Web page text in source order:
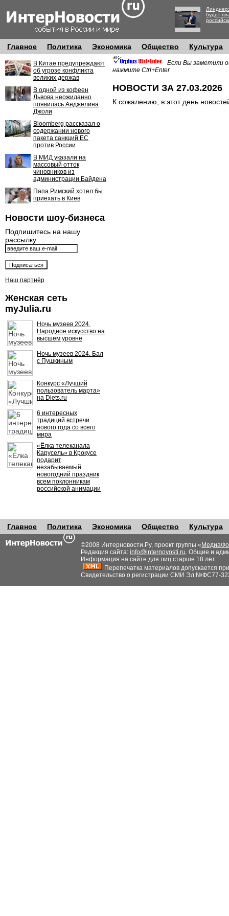
будет
Главное Политика Экономика Общество Культура
В Китае предупреждают
об угрозе конфликта
великих держав
В одной из кофеен
Львова неожиданно
появилась Анджелина
Джоли
Bloomberg рассказал о
содержании нового
пакета санкций ЕС
против России
В МИД указали на
массовый отток
чиновников из
администрации Байдена
Папа Римский хотел бы
приехать в Киев
Новости шоу-бизнеса
Подпишитесь на нашу
рассылку
Наш партнёр
Женская сеть
myJulia.ru
Ночь музеев 2024.
Народное искусство на
высшем уровне
Ночь музеев 2024. Бал
с Пушкиным
Конкурс «Лучший
пользователь марта»
на Diets.ru
6 интересных
традиций встречи
нового года со всего
мира
«Ёлка телеканала
Карусель» в Крокусе
подарит
незабываемый
новогодний праздник
всем поклонникам
российской анимации
Если Вы заметили
нажмите Ctrl+Enter
НОВОСТИ ЗА 27.03.2026
К сожалению, в этот день
Главное Политика Экономика Общество Культура
©2008 Интерновости.Ру, проект группы «
Редакция сайта: info@internovosti.ru. Общие и
Информация на сайте для лиц старше 18 лет.
Перепечатка материалов допускается
Свидетельство о регистрации СМИ Эл №ФС77-